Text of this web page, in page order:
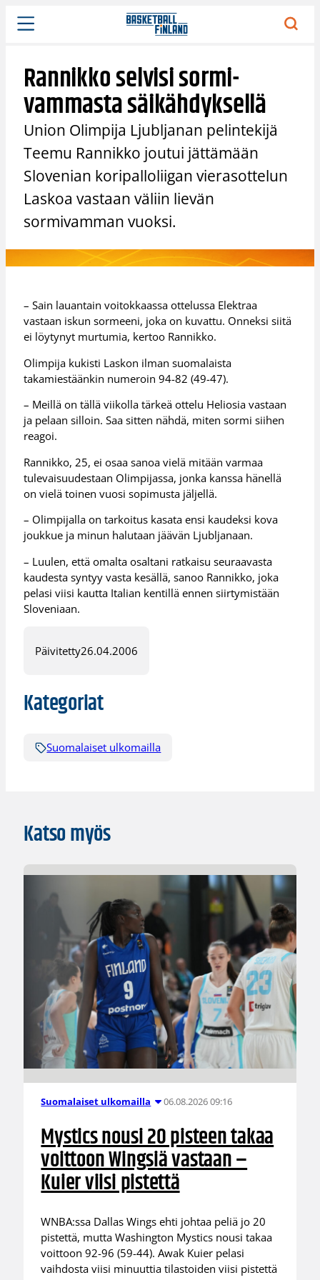
Siirry
sisältöön
Rannikko selvisi sormi-
vammasta säikähdyksellä
Union Olimpija Ljubljanan pelintekijä
Teemu Rannikko joutui jättämään
Slovenian koripalloliigan vierasottelun
Laskoa vastaan väliin lievän
sormivamman vuoksi.
– Sain lauantain voitokkaassa ottelussa Elektraa
vastaan iskun sormeeni, joka on kuvattu. Onneksi siitä
ei löytynyt murtumia, kertoo Rannikko.
Olimpija kukisti Laskon ilman suomalaista
takamiestäänkin numeroin 94-82 (49-47).
– Meillä on tällä viikolla tärkeä ottelu Heliosia vastaan
ja pelaan silloin. Saa sitten nähdä, miten sormi siihen
reagoi.
Rannikko, 25, ei osaa sanoa vielä mitään varmaa
tulevaisuudestaan Olimpijassa, jonka kanssa hänellä
on vielä toinen vuosi sopimusta jäljellä.
– Olimpijalla on tarkoitus kasata ensi kaudeksi kova
joukkue ja minun halutaan jäävän Ljubljanaan.
– Luulen, että omalta osaltani ratkaisu seuraavasta
kaudesta syntyy vasta kesällä, sanoo Rannikko, joka
pelasi viisi kautta Italian kentillä ennen siirtymistään
Sloveniaan.
Päivitetty26.04.2006
Kategoriat
Suomalaiset ulkomailla
Katso myös
Suomalaiset ulkomailla 06.08.2026 09:16
Mystics nousi 20 pisteen takaa
voittoon Wingsiä vastaan –
Kuier viisi pistettä
WNBA:ssa Dallas Wings ehti johtaa peliä jo 20
pistettä, mutta Washington Mystics nousi takaa
voittoon 92-96 (59-44). Awak Kuier pelasi
vaihdosta viisi minuuttia tilastoiden viisi pistettä